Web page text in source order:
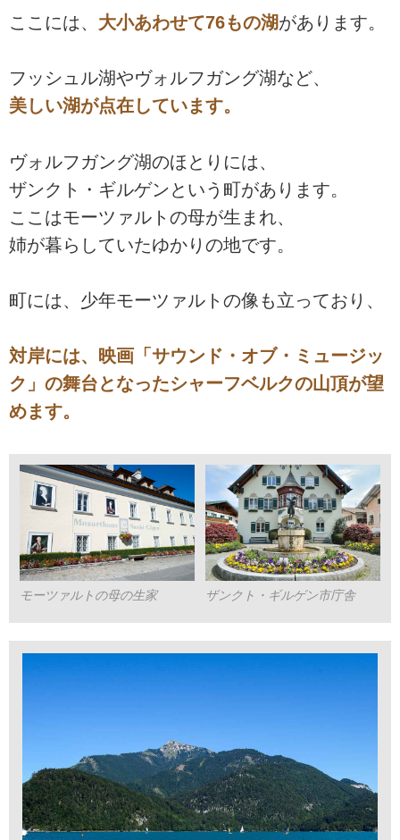
ここには、 大小あわせて76もの湖があります。
フッシュル湖やヴォルフガング湖など、
美しい湖が点在しています。
ヴォルフガング湖のほとりには、
ザンクト・ギルゲンという町があります。
ここはモーツァルトの母が生まれ、
姉が暮らしていたゆかりの地です。
町には、少年モーツァルトの像も立っており、
対岸には、映画「サウンド・オブ・ミュージッ
ク」の舞台となったシャーフベルクの山頂が望
めます。
モーツァルトの母の生家 ザンクト・ギルゲン市庁舎